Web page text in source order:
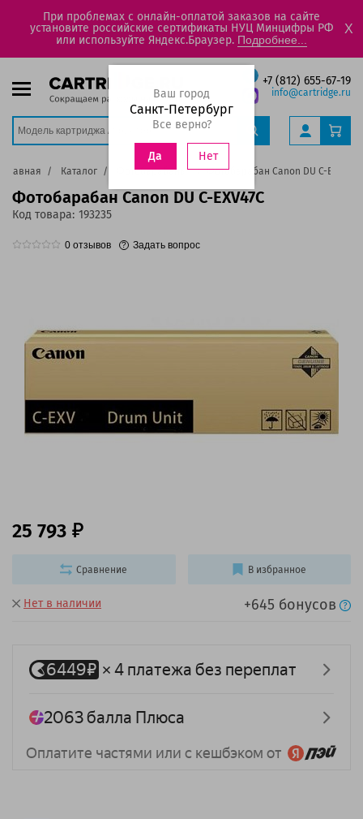
При проблемах с онлайн-оплатой заказов на сайте
установите российские сертификаты НУЦ Минцифры РФ
или используйте Яндекс.Браузер. Подробнее...
X
+7 (812) 655-67-19
info@cartridge.ru
Ваш город
Санкт-Петербург
Все верно?
Да Нет
Главная Каталог Фотобарабаны Фотобарабан Canon DU C-EXV47C
Фотобарабан Canon DU C-EXV47C
Код товара: 193235
0 отзывов Задать вопрос
Нет в наличии +645 бонусов
25 793
Сравнение В избранное